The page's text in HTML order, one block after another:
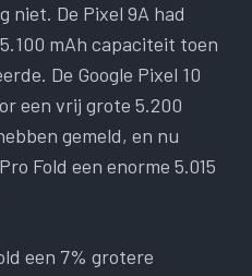
niet. De Pixel 9A had
mAh capaciteit toen
De Google Pixel 10
een vrij grote 5.200
gemeld, en nu
Fold een enorme 5.015
een 7% grotere